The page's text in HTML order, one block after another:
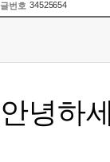
글번호 34525654
안녕하